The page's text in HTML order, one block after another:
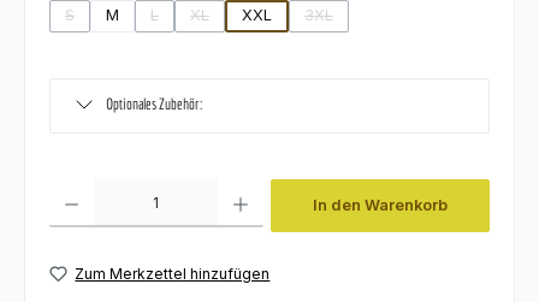
S
(Diese Option ist zurzeit nicht verfügbar.)
M L
(Diese Option ist zurzeit nicht verfügbar.)
XL
(Diese Option ist zurzeit nicht verfügbar.)
XXL 3XL
(Diese Option ist zurzeit nicht
Optionales Zubehör:
In den Warenkorb
Zum Merkzettel hinzufügen